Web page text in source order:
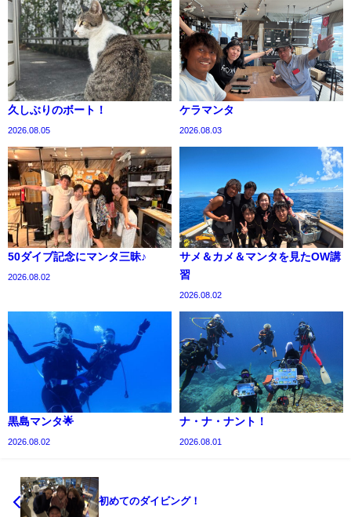
久しぶりのボート！
2026.08.05
ケラマンタ
2026.08.03
50ダイブ記念にマンタ三昧♪
2026.08.02
サメ＆カメ＆マンタを見たOW講
習
2026.08.02
黒島マンタ🌟
2026.08.02
ナ・ナ・ナント！
2026.08.01
初めてのダイビング！